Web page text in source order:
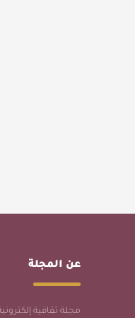
عن المجلة
مجلة ثقافية